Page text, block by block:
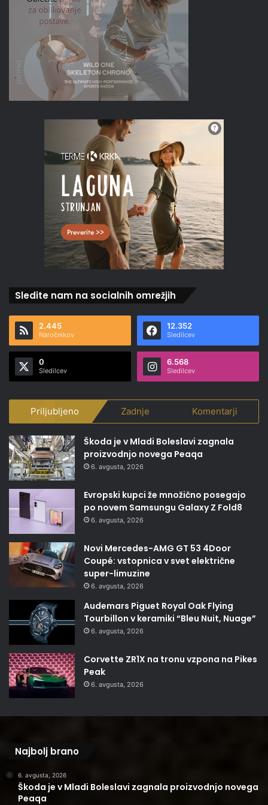
Sledite nam na socialnih omrežjih
2.445
Naročnikov
12.352
Sledilcev
0
Sledilcev
6.568
Sledilcev
Priljubljeno Zadnje Komentarji
Škoda je v Mladi Boleslavi zagnala
proizvodnjo novega Peaqa
6. avgusta, 2026
Evropski kupci že množično posegajo
po novem Samsungu Galaxy Z Fold8
6. avgusta, 2026
Novi Mercedes-AMG GT 53 4Door
Coupé: vstopnica v svet električne
super-limuzine
6. avgusta, 2026
Audemars Piguet Royal Oak Flying
Tourbillon v keramiki “Bleu Nuit, Nuage”
6. avgusta, 2026
Corvette ZR1X na tronu vzpona na Pikes
Peak
6. avgusta, 2026
Najbolj brano
6. avgusta, 2026
Škoda je v Mladi Boleslavi zagnala proizvodnjo novega
Peaqa